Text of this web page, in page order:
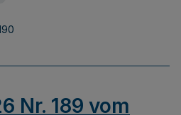
Nr. 189 vom